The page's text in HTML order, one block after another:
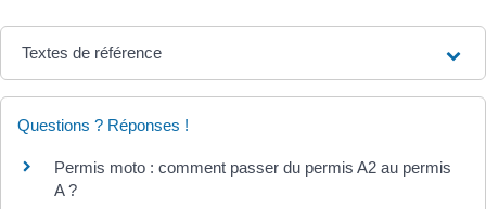
Textes de référence
Questions ? Réponses !
Permis moto : comment passer du permis A2 au permis
A ?